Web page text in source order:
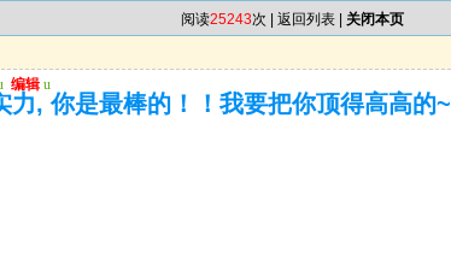
阅读25243次 | 返回列表 关闭本页
编辑 u
力, 你是最棒的！！我要把你顶得高高的~